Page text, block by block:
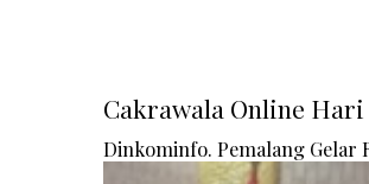
Cakrawala Online
Dinkominfo. Pemalang Gelar